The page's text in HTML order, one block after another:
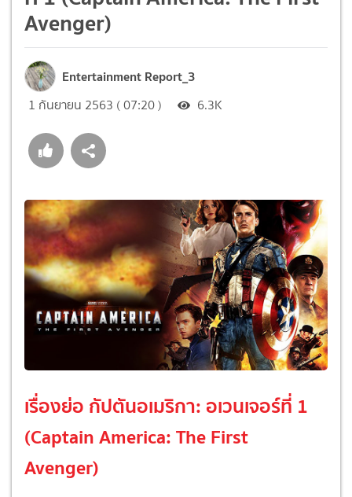
Avenger)
Entertainment Report_3
1 กันยายน 2563 ( 07:20 ) 6.3K
เรื่องย่อ กัปตันอเมริกา: อเวนเจอร์ที่ 1
(Captain America: The First
Avenger)